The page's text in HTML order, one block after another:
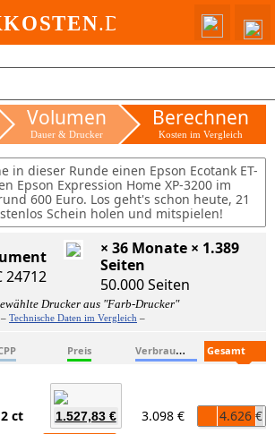
Volumen
Dauer & Drucker
Berechnen
Kosten im Vergleich
in dieser Runde einen Epson Ecotank ET-
Epson Expression Home XP-3200 im
600 Euro. Los geht's schon heute, 21
Schein holen und mitspielen!
24712
× 36 Monate × 1.389
Seiten
50.000 Seiten
Drucker aus "Farb-Drucker"
– Technische Daten im Vergleich –
Preis V
erbrauchsmaterialien
ct 1.527,83 € 3.098 € 4.626 €